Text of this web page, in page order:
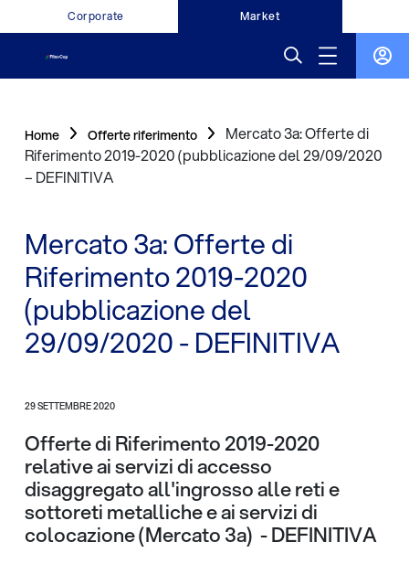
Corporate Market
Home Offerte riferimento
Mercato 3a: Offerte di
Riferimento 2019-2020 (pubblicazione del 29/09/2020
– DEFINITIVA
Mercato 3a: Offerte di
Riferimento 2019-2020
(pubblicazione del
29/09/2020 - DEFINITIVA
29 SETTEMBRE 2020
Offerte di Riferimento 2019-2020
relative ai servizi di accesso
disaggregato all'ingrosso alle reti e
sottoreti metalliche e ai servizi di
colocazione (Mercato 3a) - DEFINITIVA